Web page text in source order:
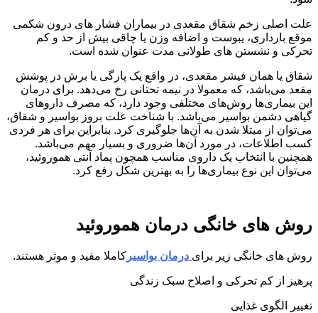
علت اصلی زخم شقاق مقعدی در بیماران فشار های درون شکمی
موقع بارداری، یبوست و اضافه وزن یا چاقی بیش از حد و کم
تحرکی و نشستن های طولانی مدت عنوان شده است.
شقاق یا همان فیشر مقعدی، در واقع یک پارگی یا برش در پوشش
مقعد می‌باشد، که معمولا در نیمه تحتانی رخ می‌دهد. برای درمان
این بیماری‌ها روش‌های مختلفی وجود دارد، که مصرف دارو‌های
گیاهی دشمن بواسیر می‌باشد. با شناخت علت بروز بواسیر و شقاق،
می‌توان از مبتلا شدن به آن‌ها جلو‌گیری کرد. بنابر‌این برای هر فردی
کسب اطلاعات، در مورد آن‌ها ضروری و بسیار مهم می‌باشد.
همچنین با انتخاب یک داروی مناسب همچون پماد آنتی هموروئید،
می‌توان این نوع بیماری‌ها را به بهترین شکل رفع کرد.
روش های خانگی درمان هموروئید
روش های خانگی زیر برای درمان بواسیر کاملا مفید و موثر هستند.
پرهیز از کم تحرکی و اصلاح سبک زندگی
تغییر الگوی غذایی